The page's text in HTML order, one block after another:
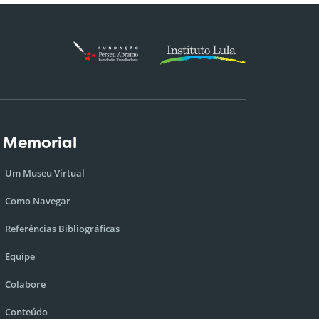
Memorial
Um Museu Virtual
Como Navegar
Referências Bibliográficas
Equipe
Colabore
Conteúdo